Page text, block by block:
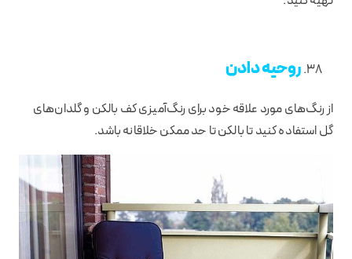
روحیه دادن
از رنگ‌های مورد علاقه خود برای رنگ‌آمیزی کف بالکن و گلدان‌های
گل استفاده کنید تا بالکن تا حد ممکن خلاقانه باشد.